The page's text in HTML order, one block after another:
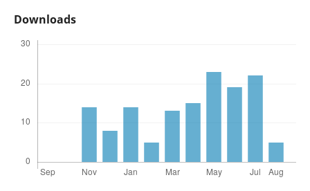
Downloads